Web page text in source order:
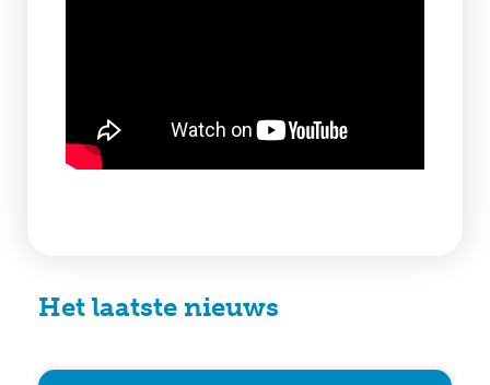
Het laatste nieuws